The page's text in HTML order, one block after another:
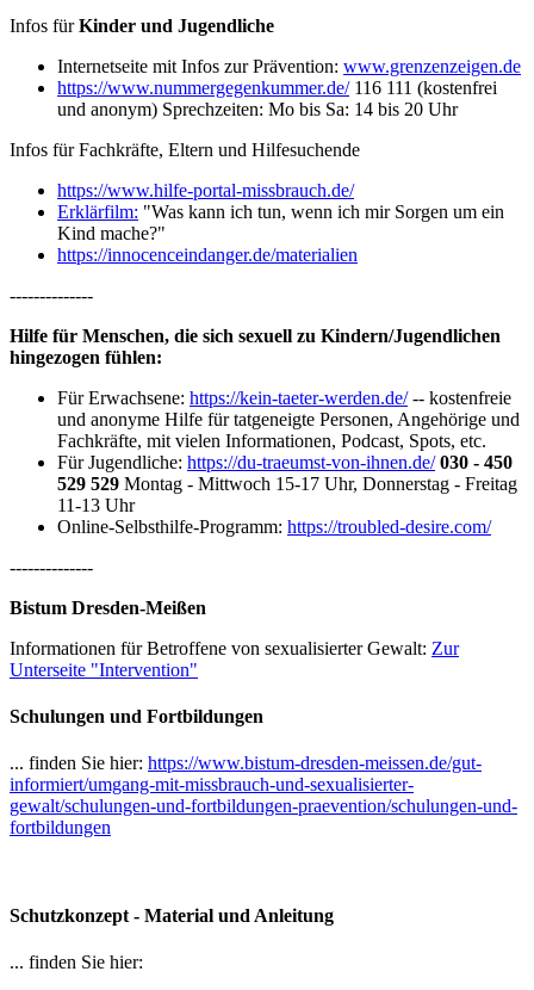
Infos fürKinder und Jugendliche
Internetseite mit Infos zur Prävention: www.grenzenzeigen.de
https://www.nummergegenkummer.de/116 111 (kostenfrei
und anonym) Sprechzeiten: Mo bis Sa: 14 bis 20 Uhr
Infos für Fachkräfte, Eltern und Hilfesuchende
https://www.hilfe-portal-missbrauch.de/
Erklärfilm: "Was kann ich tun, wenn ich mir Sorgen um ein
Kind mache?"
https://innocenceindanger.de/materialien
--------------
Hilfe für Menschen, die sich sexuell zu Kindern/Jugendlichen
hingezogen fühlen:
Für Erwachsene: https://kein-taeter-werden.de/-- kostenfreie
und anonyme Hilfe für tatgeneigte Personen, Angehörige und
Fachkräfte, mit vielen Informationen, Podcast, Spots, etc.
Für Jugendliche: https://du-traeumst-von-ihnen.de/ 030 - 450
529 529 Montag - Mittwoch 15-17 Uhr, Donnerstag - Freitag
11-13 Uhr
Online-Selbsthilfe-Programm: https://troubled-desire.com/
--------------
Bistum Dresden-Meißen
Informationen für Betroffene von sexualisierter Gewalt: Zur
Unterseite "Intervention"
Schulungen und Fortbildungen
... finden Sie hier: https://www.bistum-dresden-meissen.de/gut-
informiert/umgang-mit-missbrauch-und-sexualisierter-
gewalt/schulungen-und-fortbildungen-praevention/schulungen-und-
fortbildungen
Schutzkonzept - Material und Anleitung
... finden Sie hier: